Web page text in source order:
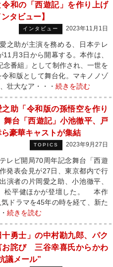
令和の「西遊記」を作り上げ
タビュー】
インタビュー 2023年11月1日
之助が主演を務める、日本テレ
月3日から開幕する。本作は、
番組」として制作され、一世を
和版として舞台化。マキノノゾ
壮大なア・・・ 続きを読む
之助「令和版の孫悟空を作り
舞台「西遊記」小池徹平、戸
ら豪華キャストが集結
TOPICS 2023年9月27日
レビ開局70周年記念舞台「西遊
発表会見が27日、東京都内で行
演者の片岡愛之助、小池徹平、
松平健ほかが登壇した。 本作
ドラマを45年の時を経て、新た
続きを読む
十勇士」の中村勘九郎、パク
お詫び 三谷幸喜氏からかわ
議メール”